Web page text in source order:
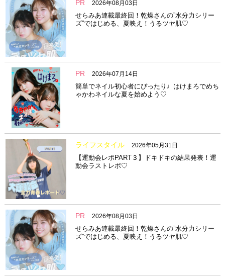
PR 2026年08月03日
せらみあ連載最終回！乾燥さんの”水分力シリー
ズ”ではじめる、夏映え！うるツヤ肌♡
PR 2026年07月14日
簡単でネイル初心者にぴったり♩はけまろでめち
ゃかわネイルな夏を始めよう♡
ライフスタイル 2026年05月31日
【運動会レポPART３】ドキドキの結果発表！運
動会ラストレポ♡
PR 2026年08月03日
せらみあ連載最終回！乾燥さんの”水分力シリー
ズ”ではじめる、夏映え！うるツヤ肌♡